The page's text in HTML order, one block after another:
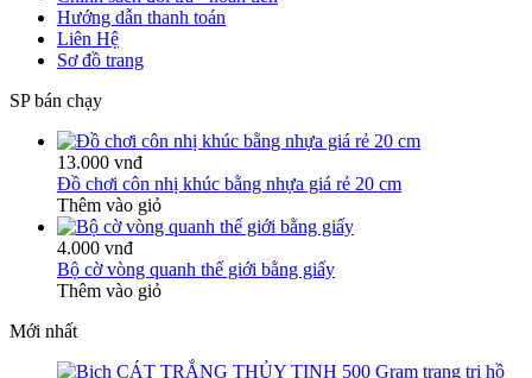
Hướng dẫn thanh toán
Liên Hệ
Sơ đồ trang
SP bán chạy
13.000 vnđ
Đồ chơi côn nhị khúc bằng nhựa giá rẻ 20 cm
Thêm vào giỏ
4.000 vnđ
Bộ cờ vòng quanh thế giới bằng giấy
Thêm vào giỏ
Mới nhất